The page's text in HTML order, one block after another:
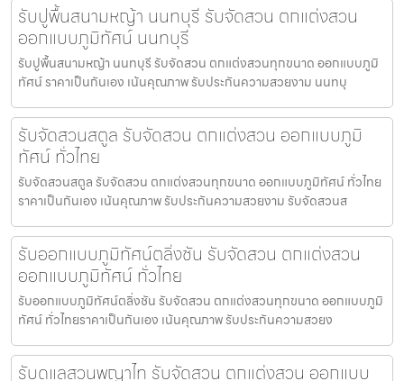
รับปูพื้นสนามหญ้า นนทบุรี รับจัดสวน ตกแต่งสวน
ออกแบบภูมิทัศน์ นนทบุรี
รับปูพื้นสนามหญ้า นนทบุรี รับจัดสวน ตกแต่งสวนทุกขนาด ออกแบบภูมิ
ทัศน์ ราคาเป็นกันเอง เน้นคุณภาพ รับประกันความสวยงาม นนทบุ
รับจัดสวนสตูล รับจัดสวน ตกแต่งสวน ออกแบบภูมิ
ทัศน์ ทั่วไทย
รับจัดสวนสตูล รับจัดสวน ตกแต่งสวนทุกขนาด ออกแบบภูมิทัศน์ ทั่วไทย
ราคาเป็นกันเอง เน้นคุณภาพ รับประกันความสวยงาม รับจัดสวนส
รับออกแบบภูมิทัศน์ตลิ่งชัน รับจัดสวน ตกแต่งสวน
ออกแบบภูมิทัศน์ ทั่วไทย
รับออกแบบภูมิทัศน์ตลิ่งชัน รับจัดสวน ตกแต่งสวนทุกขนาด ออกแบบภูมิ
ทัศน์ ทั่วไทยราคาเป็นกันเอง เน้นคุณภาพ รับประกันความสวยง
รับดูแลสวนพญาไท รับจัดสวน ตกแต่งสวน ออกแบบ